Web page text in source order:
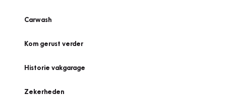
Carwash
Kom gerust verder
Historie vakgarage
Zekerheden